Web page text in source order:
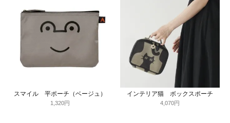
スマイル 平ポーチ（ベージュ）
1,320円
インテリア猫 ボックスポーチ
4,070円